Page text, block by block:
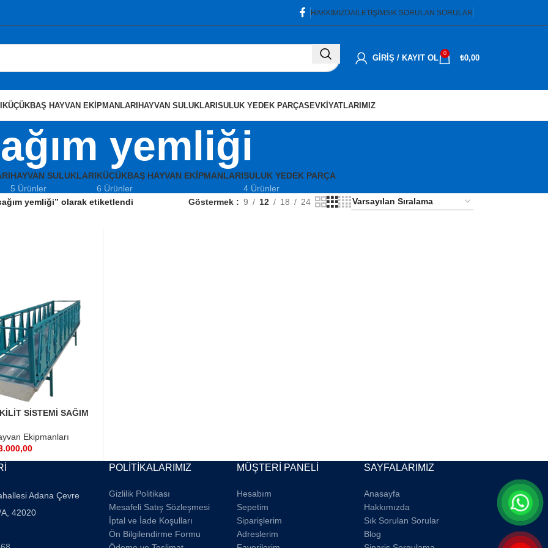
HAKKIMIZDAİLETIŞIMSIK SORULAN SORULAR
GIRIŞ / KAYIT OL
0
₺0,00
KÜÇÜKBAŞ HAYVAN EKIPMANLARIHAYVAN SULUKLARISULUK YEDEK PARÇASEVKIYATLARIMIZ
yemliği
HAYVAN SULUKLARI
5 Ürünler
KÜÇÜKBAŞ HAYVAN EKIPMANLARI
6 Ürünler
SULUK YEDEK PARÇA
4 Ürünler
yemliği” olarak etiketlendi Göstermek 9 12 18 24
SİSTEMİ SAĞIM
Ekipmanları
Adana Çevre
42020
POLİTİKALARIMIZ
Gizlilik Politikası
Mesafeli Satış Sözleşmesi
İptal ve İade Koşulları
Ön Bilgilendirme Formu
MÜŞTERİ PANELİ
Hesabım
Sepetim
Siparişlerim
Adreslerim
SAYFALARIMIZ
Anasayfa
Hakkımızda
Sık Sorulan Sorular
Blog